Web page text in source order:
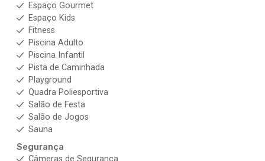
Espaço Gourmet
Espaço Kids
Fitness
Piscina Adulto
Piscina Infantil
Pista de Caminhada
Playground
Quadra Poliesportiva
Salão de Festa
Salão de Jogos
Sauna
Segurança
Câmeras de Segurança